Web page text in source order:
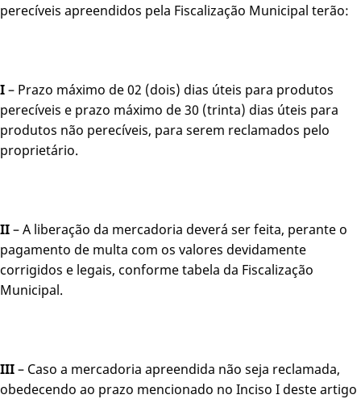
perecíveis apreendidos pela Fiscalização Municipal terão:
I– Prazo máximo de 02 (dois) dias úteis para produtos
perecíveis e prazo máximo de 30 (trinta) dias úteis para
produtos não perecíveis, para serem reclamados pelo
proprietário.
II– A liberação da mercadoria deverá ser feita, perante o
pagamento de multa com os valores devidamente
corrigidos e legais, conforme tabela da Fiscalização
Municipal.
III– Caso a mercadoria apreendida não seja reclamada,
obedecendo ao prazo mencionado no Inciso I deste artigo